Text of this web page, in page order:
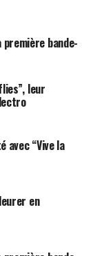
première bande-
leur
avec “Vive la
en